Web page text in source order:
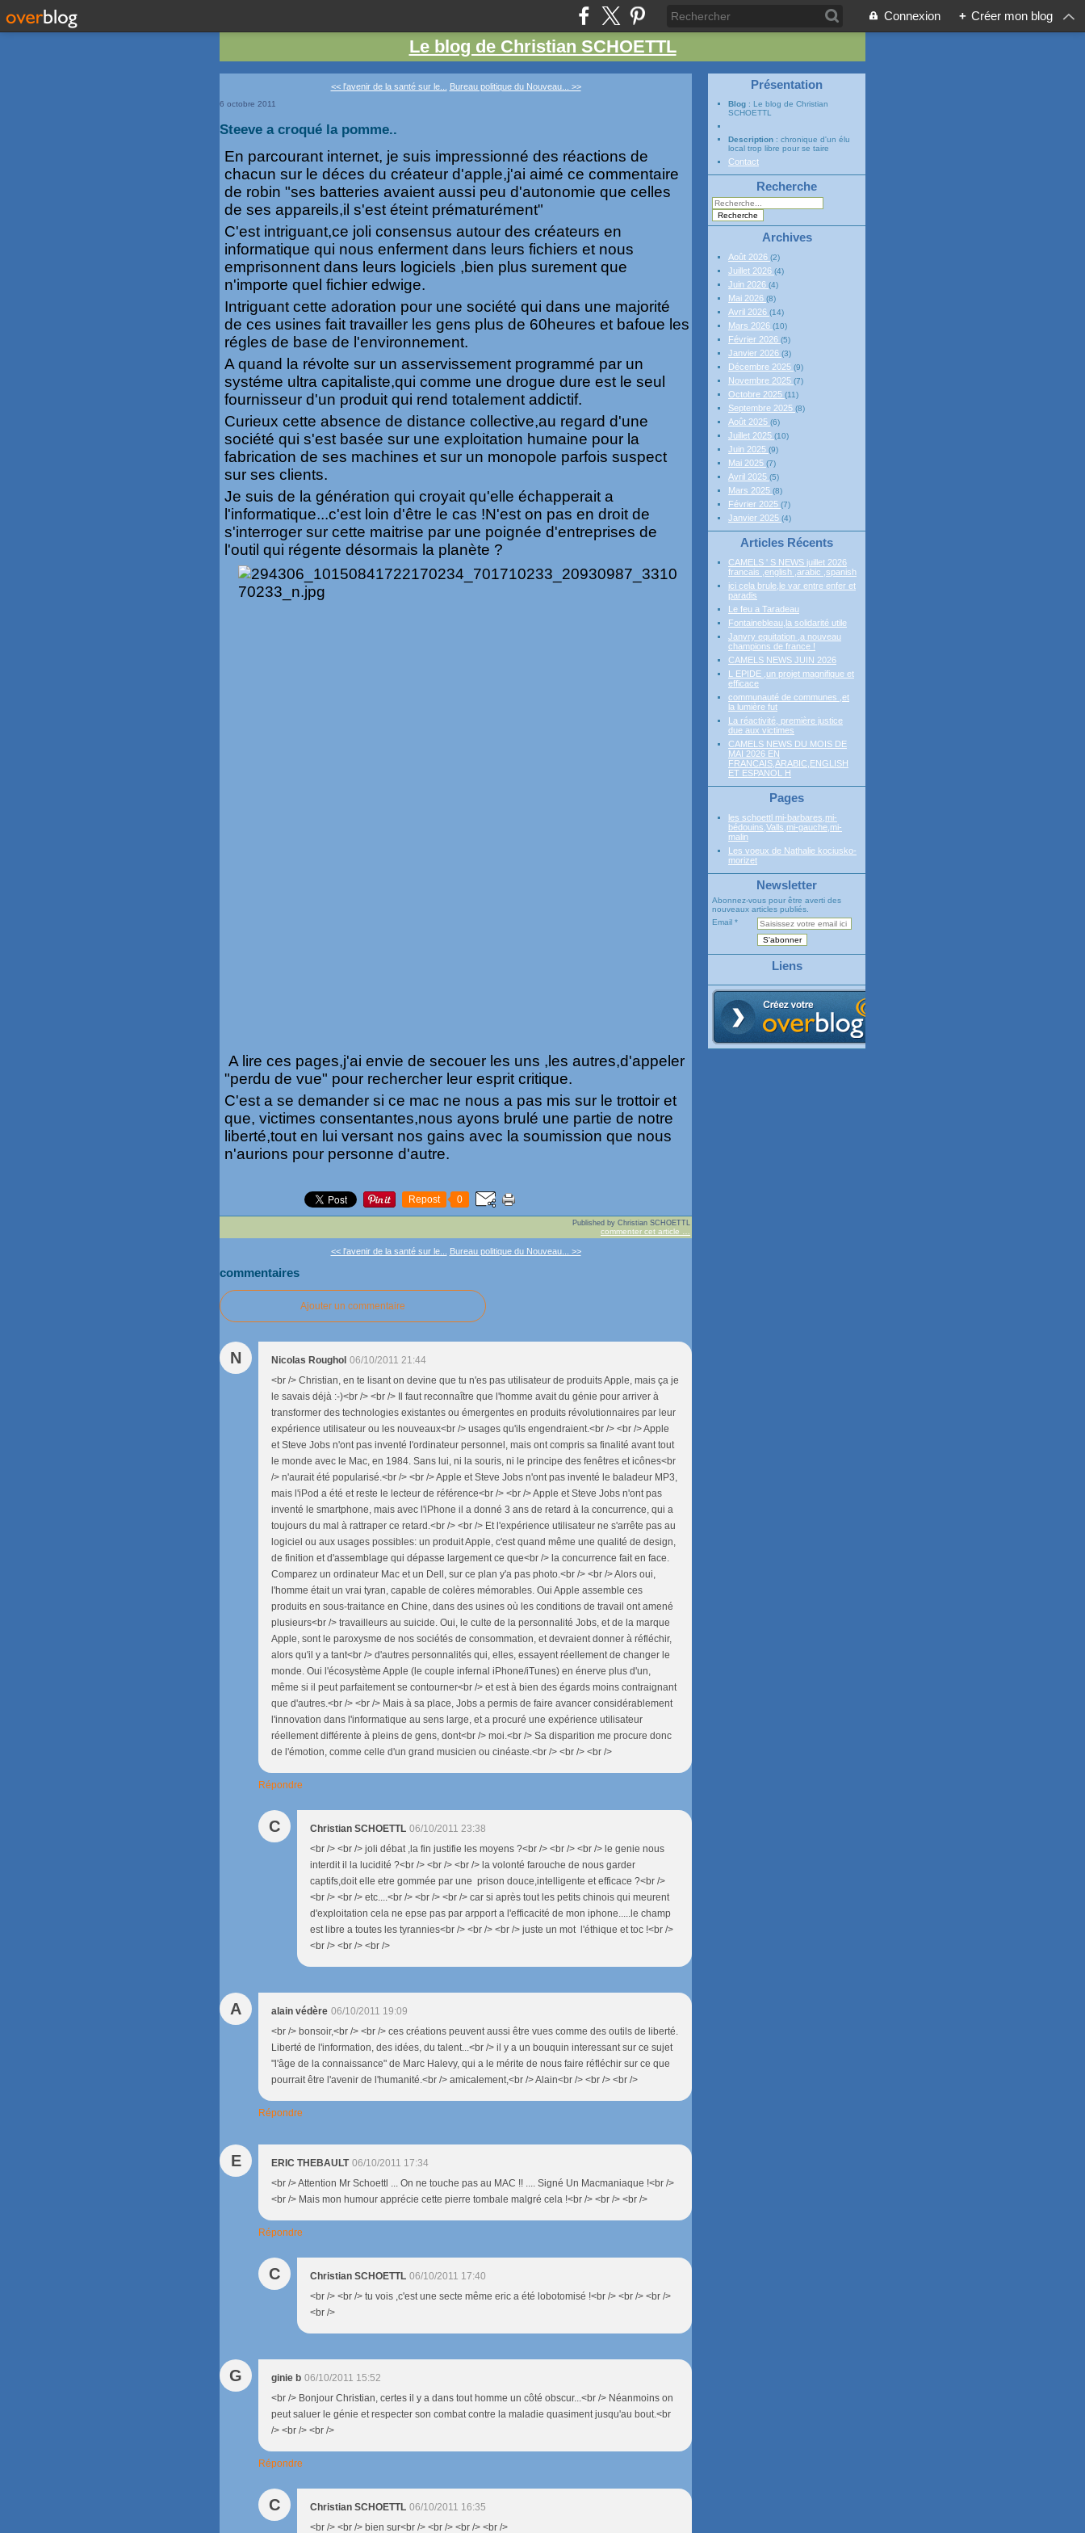
Connexion + Créer mon blog
Le blog de Christian SCHOETTL
<< l'avenir de la santé sur le... Bureau politique du Nouveau... >>
6 octobre 2011
Steeve a croqué la pomme..
En parcourant internet, je suis impressionné des réactions de
chacun sur le déces du créateur d'apple,j'ai aimé ce commentaire
de robin "ses batteries avaient aussi peu d'autonomie que celles
de ses appareils,il s'est éteint prématurément"
C'est intriguant,ce joli consensus autour des créateurs en
informatique qui nous enferment dans leurs fichiers et nous
emprisonnent dans leurs logiciels ,bien plus surement que
n'importe quel fichier edwige.
Intriguant cette adoration pour une société qui dans une majorité
de ces usines fait travailler les gens plus de 60heures et bafoue les
régles de base de l'environnement.
A quand la révolte sur un asservissement programmé par un
systéme ultra capitaliste,qui comme une drogue dure est le seul
fournisseur d'un produit qui rend totalement addictif.
Curieux cette absence de distance collective,au regard d'une
société qui s'est basée sur une exploitation humaine pour la
fabrication de ses machines et sur un monopole parfois suspect
sur ses clients.
Je suis de la génération qui croyait qu'elle échapperait a
l'informatique...c'est loin d'être le cas !N'est on pas en droit de
s'interroger sur cette maitrise par une poignée d'entreprises de
l'outil qui régente désormais la planète ?
A lire ces pages,j'ai envie de secouer les uns ,les autres,d'appeler
"perdu de vue" pour rechercher leur esprit critique.
C'est a se demander si ce mac ne nous a pas mis sur le trottoir et
que, victimes consentantes,nous ayons brulé une partie de notre
liberté,tout en lui versant nos gains avec la soumission que nous
n'aurions pour personne d'autre.
Repost 0
Published by Christian SCHOETTL
commenter cet article
<< l'avenir de la santé sur le... Bureau politique du Nouveau... >>
commentaires
Ajouter un commentaire
N Nicolas Roughol 06/10/2011 21:44
<br /> Christian, en te lisant on devine que tu n'es pas utilisateur de produits Apple, mais ça je
le savais déjà :-)<br /> <br /> Il faut reconnaître que l'homme avait du génie pour arriver à
transformer des technologies existantes ou émergentes en produits révolutionnaires par leur
expérience utilisateur ou les nouveaux<br /> usages qu'ils engendraient.<br /> <br /> Apple
et Steve Jobs n'ont pas inventé l'ordinateur personnel, mais ont compris sa finalité avant tout
le monde avec le Mac, en 1984. Sans lui, ni la souris, ni le principe des fenêtres et icônes<br
/> n'aurait été popularisé.<br /> <br /> Apple et Steve Jobs n'ont pas inventé le baladeur MP3,
mais l'iPod a été et reste le lecteur de référence<br /> <br /> Apple et Steve Jobs n'ont pas
inventé le smartphone, mais avec l'iPhone il a donné 3 ans de retard à la concurrence, qui a
toujours du mal à rattraper ce retard.<br /> <br /> Et l'expérience utilisateur ne s'arrête pas au
logiciel ou aux usages possibles: un produit Apple, c'est quand même une qualité de design,
de finition et d'assemblage qui dépasse largement ce que<br /> la concurrence fait en face.
Comparez un ordinateur Mac et un Dell, sur ce plan y'a pas photo.<br /> <br /> Alors oui,
l'homme était un vrai tyran, capable de colères mémorables. Oui Apple assemble ces
produits en sous-traitance en Chine, dans des usines où les conditions de travail ont amené
plusieurs<br /> travailleurs au suicide. Oui, le culte de la personnalité Jobs, et de la marque
Apple, sont le paroxysme de nos sociétés de consommation, et devraient donner à réfléchir,
alors qu'il y a tant<br /> d'autres personnalités qui, elles, essayent réellement de changer le
monde. Oui l'écosystème Apple (le couple infernal iPhone/iTunes) en énerve plus d'un,
même si il peut parfaitement se contourner<br /> et est à bien des égards moins contraignant
que d'autres.<br /> <br /> Mais à sa place, Jobs a permis de faire avancer considérablement
l'innovation dans l'informatique au sens large, et a procuré une expérience utilisateur
réellement différente à pleins de gens, dont<br /> moi.<br /> Sa disparition me procure donc
de l'émotion, comme celle d'un grand musicien ou cinéaste.<br /> <br /> <br />
Répondre
C Christian SCHOETTL 06/10/2011 23:38
<br /> <br /> joli débat ,la fin justifie les moyens ?<br /> <br /> <br /> le genie nous
interdit il la lucidité ?<br /> <br /> <br /> la volonté farouche de nous garder
captifs,doit elle etre gommée par une prison douce,intelligente et efficace ?<br />
<br /> <br /> etc....<br /> <br /> <br /> car si après tout les petits chinois qui meurent
d'exploitation cela ne epse pas par arpport a l'efficacité de mon iphone.....le champ
est libre a toutes les tyrannies<br /> <br /> <br /> juste un mot l'éthique et toc !<br />
<br /> <br /> <br />
A alain védère 06/10/2011 19:09
<br /> bonsoir,<br /> <br /> ces créations peuvent aussi être vues comme des outils de liberté.
Liberté de l'information, des idées, du talent...<br /> il y a un bouquin interessant sur ce sujet
"l'âge de la connaissance" de Marc Halevy, qui a le mérite de nous faire réfléchir sur ce que
pourrait être l'avenir de l'humanité.<br /> amicalement,<br /> Alain<br /> <br /> <br />
Répondre
E ERIC THEBAULT 06/10/2011 17:34
<br /> Attention Mr Schoettl ... On ne touche pas au MAC !! .... Signé Un Macmaniaque !<br />
<br /> Mais mon humour apprécie cette pierre tombale malgré cela !<br /> <br /> <br />
Répondre
C Christian SCHOETTL 06/10/2011 17:40
<br /> <br /> tu vois ,c'est une secte même eric a été lobotomisé !<br /> <br /> <br />
<br />
G ginie b 06/10/2011 15:52
<br /> Bonjour Christian, certes il y a dans tout homme un côté obscur...<br /> Néanmoins on
peut saluer le génie et respecter son combat contre la maladie quasiment jusqu'au bout.<br
/> <br /> <br />
Répondre
C Christian SCHOETTL 06/10/2011 16:35
<br /> <br /> bien sur<br /> <br /> <br /> <br />
Présentation
Blog : Le blog de Christian
SCHOETTL
Description : chronique d'un élu
local trop libre pour se taire
Contact
Recherche
Archives
Août 2026 (2)
Juillet 2026 (4)
Juin 2026 (4)
Mai 2026 (8)
Avril 2026 (14)
Mars 2026 (10)
Février 2026 (5)
Janvier 2026 (3)
Décembre 2025 (9)
Novembre 2025 (7)
Octobre 2025 (11)
Septembre 2025 (8)
Août 2025 (6)
Juillet 2025 (10)
Juin 2025 (9)
Mai 2025 (7)
Avril 2025 (5)
Mars 2025 (8)
Février 2025 (7)
Janvier 2025 (4)
Articles Récents
CAMELS ' S NEWS juillet 2026
francais ,english ,arabic ,spanish
ici cela brule,le var entre enfer et
paradis
Le feu a Taradeau
Fontainebleau,la solidarité utile
Janvry equitation ,a nouveau
champions de france !
CAMELS NEWS JUIN 2026
L EPIDE ,un projet magnifique et
efficace
communauté de communes ,et
la lumière fut
La réactivité, première justice
due aux victimes
CAMELS NEWS DU MOIS DE
MAI 2026 EN
FRANCAIS,ARABIC,ENGLISH
ET ESPANOL H
Pages
les schoettl mi-barbares,mi-
bédouins,Valls,mi-gauche,mi-
malin
Les voeux de Nathalie kociusko-
morizet
Newsletter
Abonnez-vous pour être averti des
nouveaux articles publiés.
Email
Liens